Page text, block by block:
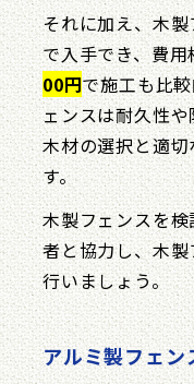
それに加え、木
で入手でき、費用
00円で施工も比
ェンスは耐久性
木材の選択と適
す。
木製フェンスを
者と協力し、木
行いましょう。
アルミ製フェン